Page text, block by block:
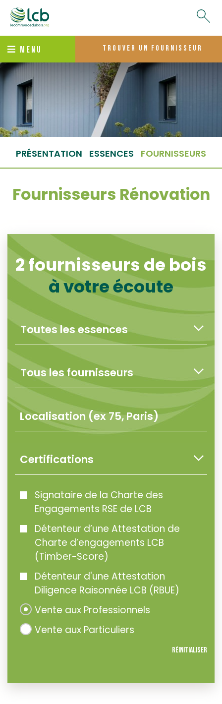
MENU trouver un fournisseur
PRÉSENTATION ESSENCES FOURNISSEURS
Fournisseurs Rénovation
2fournisseurs de bois
à votre écoute
Certifications
Signataire de la Charte des
Engagements RSE de LCB
Détenteur d’une Attestation de
Charte d’engagements LCB
(Timber-Score)
Détenteur d'une Attestation
Diligence Raisonnée LCB (RBUE)
Vente aux Professionnels
Vente aux Particuliers
Réinitialiser